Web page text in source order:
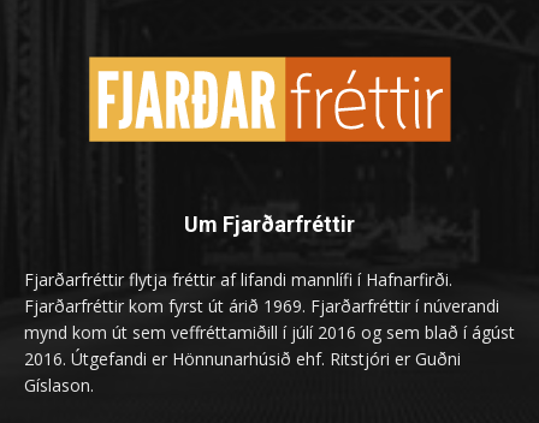
Um Fjarðarfréttir
Fjarðarfréttir flytja fréttir af lifandi mannlífi í Hafnarfirði.
Fjarðarfréttir kom fyrst út árið 1969. Fjarðarfréttir í núverandi
mynd kom út sem veffréttamiðill í júlí 2016 og sem blað í ágúst
2016. Útgefandi er Hönnunarhúsið ehf. Ritstjóri er Guðni
Gíslason.